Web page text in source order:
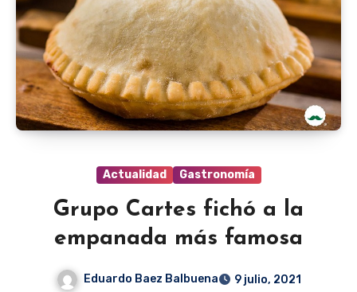
Actualidad Gastronomía
Grupo Cartes fichó a la
empanada más famosa
Eduardo Baez Balbuena
9 julio, 2021